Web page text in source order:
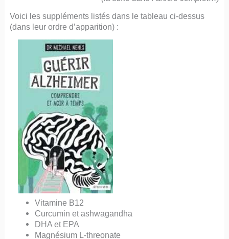
Voici les suppléments listés dans le tableau ci-dessus
(dans leur ordre d’apparition) :
Vitamine B12
Curcumin et ashwagandha
DHA et EPA
Magnésium L-threonate